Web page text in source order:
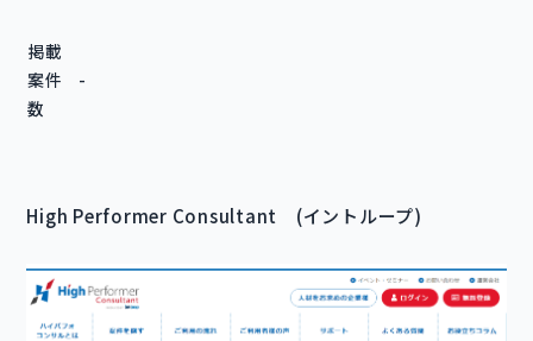
掲載
案件
数
-
High Performer Consultant (イントループ)